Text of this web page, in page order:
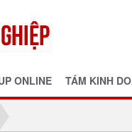
ONLINE TÁM KINH